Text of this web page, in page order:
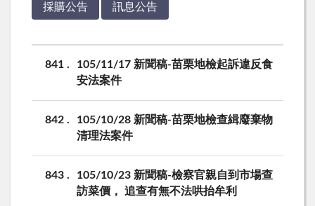
採購公告 訊息公告
841
105/11/17 新聞稿-苗栗地檢起訴違反食
安法案件
842
105/10/28 新聞稿-苗栗地檢查緝廢棄物
清理法案件
843
105/10/23 新聞稿-檢察官親自到市場查
訪菜價， 追查有無不法哄抬牟利